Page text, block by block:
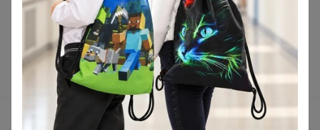
Подарочные сертификаты
Реклама на сайте
Поставщикам
Вакансии
support@24-ok.ru